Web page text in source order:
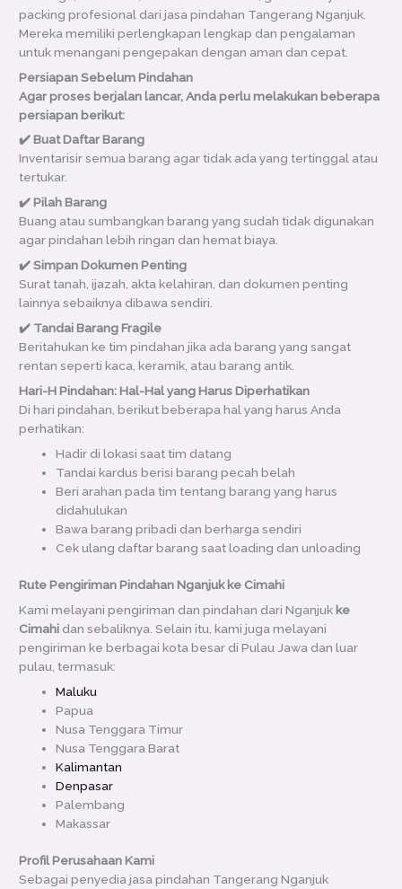
packing profesional dari jasa pindahan Tangerang Nganjuk.
Mereka memiliki perlengkapan lengkap dan pengalaman
untuk menangani pengepakan dengan aman dan cepat.
Persiapan Sebelum Pindahan
Agar proses berjalan lancar, Anda perlu melakukan beberapa
persiapan berikut:
✔️ Buat Daftar Barang
Inventarisir semua barang agar tidak ada yang tertinggal atau
tertukar.
✔️ Pilah Barang
Buang atau sumbangkan barang yang sudah tidak digunakan
agar pindahan lebih ringan dan hemat biaya.
✔️ Simpan Dokumen Penting
Surat tanah, ijazah, akta kelahiran, dan dokumen penting
lainnya sebaiknya dibawa sendiri.
✔️ Tandai Barang Fragile
Beritahukan ke tim pindahan jika ada barang yang sangat
rentan seperti kaca, keramik, atau barang antik.
Hari-H Pindahan: Hal-Hal yang Harus Diperhatikan
Di hari pindahan, berikut beberapa hal yang harus Anda
perhatikan:
Hadir di lokasi saat tim datang
Tandai kardus berisi barang pecah belah
Beri arahan pada tim tentang barang yang harus
didahulukan
Bawa barang pribadi dan berharga sendiri
Cek ulang daftar barang saat loading dan unloading
Rute Pengiriman Pindahan Nganjuk ke Cimahi
Kami melayani pengiriman dan pindahan dari Nganjuk ke
Cimahi dan sebaliknya. Selain itu, kami juga melayani
pengiriman ke berbagai kota besar di Pulau Jawa dan luar
pulau, termasuk:
Maluku
Papua
Nusa Tenggara Timur
Nusa Tenggara Barat
Kalimantan
Denpasar
Palembang
Makassar
Profil Perusahaan Kami
Sebagai penyedia jasa pindahan Tangerang Nganjuk